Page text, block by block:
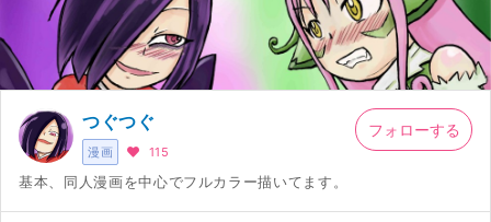
漫画
つぐつぐ
115
基本、同人漫画を中心でフルカラー描いてます。
フォローする